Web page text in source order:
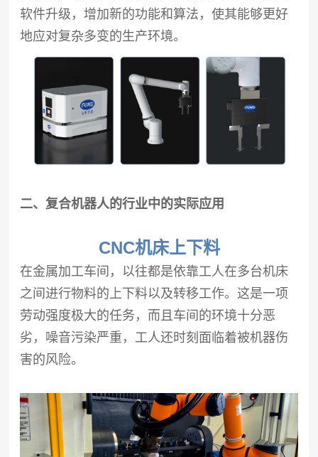
软件升级，增加新的功能和算法，使其能够更好
地应对复杂多变的生产环境。
二、复合机器人的行业中的实际应用
CNC机床上下料
在金属加工车间，以往都是依靠工人在多台机床
之间进行物料的上下料以及转移工作。这是一项
劳动强度极大的任务，而且车间的环境十分恶
劣，噪音污染严重，工人还时刻面临着被机器伤
害的风险。